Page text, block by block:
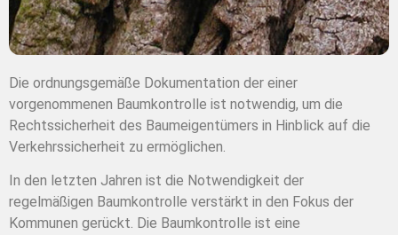
Die ordnungsgemäße Dokumentation der einer
vorgenommenen Baumkontrolle ist notwendig, um die
Rechtssicherheit des Baumeigentümers in Hinblick auf die
Verkehrssicherheit zu ermöglichen.
In den letzten Jahren ist die Notwendigkeit der
regelmäßigen Baumkontrolle verstärkt in den Fokus der
Kommunen gerückt. Die Baumkontrolle ist eine